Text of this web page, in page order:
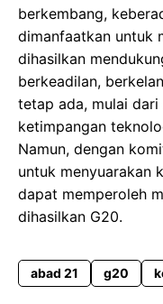
berkembang,
dimanfaatkan untuk
dihasilkan
berkeadilan,
tetap ada, mulai
ketimpangan
Namun, dengan
untuk menyuarakan
dapat memperoleh
dihasilkan G20.
abad 21 g20